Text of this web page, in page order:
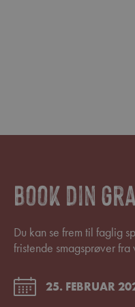
Book din
Du kan se frem til faglig
fristende smagsprøver
25. FEBRUAR